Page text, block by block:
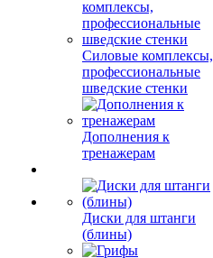
Силовые комплексы,
профессиональные
шведские стенки
Дополнения к
тренажерам
Диски для штанги
(блины)